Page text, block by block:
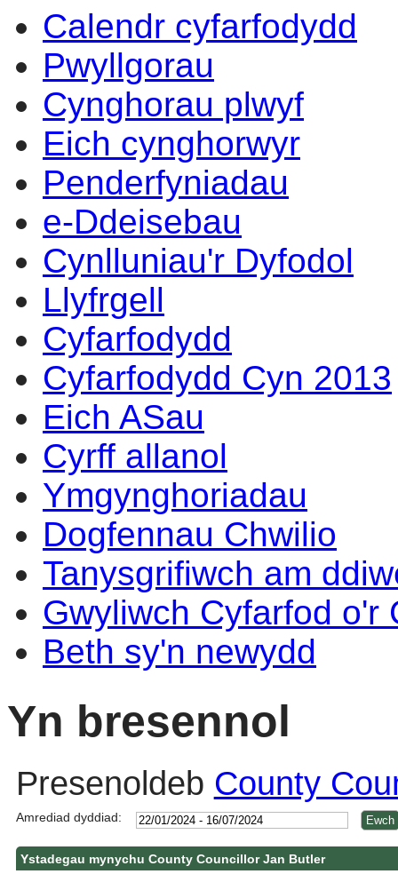
Calendr cyfarfodydd
Pwyllgorau
Cynghorau plwyf
Eich cynghorwyr
Penderfyniadau
e-Ddeisebau
Cynlluniau'r Dyfodol
Llyfrgell
Cyfarfodydd
Cyfarfodydd Cyn 2013
Eich ASau
Cyrff allanol
Ymgynghoriadau
Dogfennau Chwilio
Tanysgrifiwch am
Gwyliwch Cyfarfod o'r
Beth sy'n newydd
Yn bresennol
Presenoldeb County
Amrediad dyddiad:
Ystadegau mynychu County Councillor Jan Butler
14:00
14:00
14:00
14:00
14:00
14:00
14:00
10:00
17:00
15:30
13:30
14:00
14:00